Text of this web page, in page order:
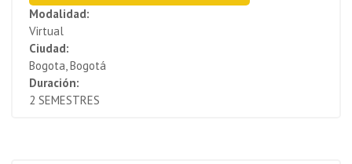
Modalidad:
Virtual
Ciudad:
Bogota, Bogotá
Duración:
2 SEMESTRES